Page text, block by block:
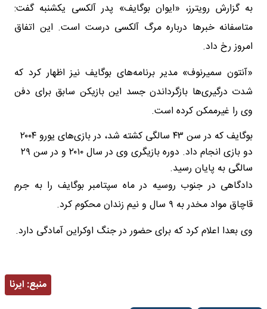
به گزارش رویترز، «ایوان بوگایف» پدر آلکسی یکشنبه گفت:
متاسفانه خبرها درباره مرگ آلکسی درست است. این اتفاق
امروز رخ داد.
«آنتون سمیرنوف» مدیر برنامه‌های بوگایف نیز اظهار کرد که
شدت درگیری‌ها بازگرداندن جسد این بازیکن سابق برای دفن
وی را غیرممکن کرده است.
بوگایف که در سن ۴۳ سالگی کشته شد، در بازی‌های یورو ۲۰۰۴
دو بازی انجام داد. دوره بازیگری وی در سال ۲۰۱۰ و در سن ۲۹
سالگی به پایان رسید.
دادگاهی در جنوب روسیه در ماه سپتامبر بوگایف را به جرم
قاچاق مواد مخدر به ۹ سال و نیم زندان محکوم کرد.
وی بعدا اعلام کرد که برای حضور در جنگ اوکراین آمادگی دارد.
منبع: ایرنا